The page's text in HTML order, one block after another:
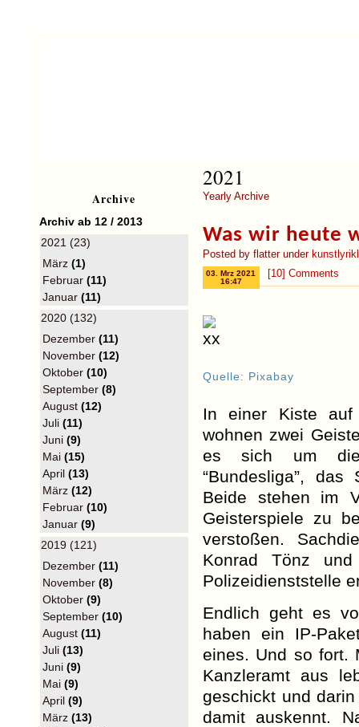
Archive
Archiv ab 12 / 2013
2021 (23)
März (1)
Februar (11)
Januar (11)
2020 (132)
Dezember (11)
November (12)
Oktober (10)
September (8)
August (12)
Juli (11)
Juni (9)
Mai (15)
April (13)
März (12)
Februar (10)
Januar (9)
2019 (121)
Dezember (11)
November (8)
Oktober (9)
September (10)
August (11)
Juli (13)
Juni (9)
Mai (9)
April (9)
März (13)
2021
Yearly Archive
Was wir heute
Posted by flatter under
[10] Comments
03. Mrz 2021
16:47
Quelle: Pixabay
In einer Kiste
wohnen zwei
es sich um die
“Bundesliga”, das
Beide stehen im
Geisterspiele zu
verstoßen.
Konrad Tönz
Polizeidienststelle
Endlich geht es
haben ein IP-
eines. Und so fort.
Kanzleramt aus
geschickt und
damit auskennt.